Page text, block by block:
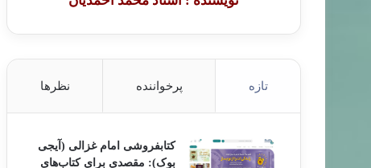
تازه پرخواننده نظرها
کتابفروشی امام غزالی (آیجی
بوک): مقصدی برای کتاب‌های